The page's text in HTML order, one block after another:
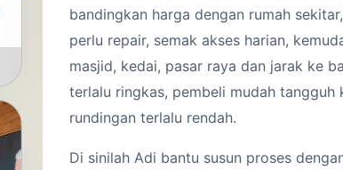
bandingkan harga dengan rumah
perlu repair, semak akses harian,
masjid, kedai, pasar raya dan jarak ke
terlalu ringkas, pembeli mudah tangguh
rundingan terlalu rendah.
Di sinilah Adi bantu susun proses